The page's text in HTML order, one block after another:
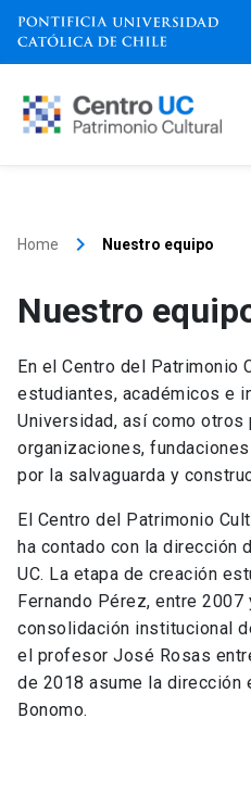
Home keyboard_arrow_right Nuestro equipo
Nuestro
En el Centro del Patrimonio
estudiantes, académicos e
Universidad, así como
organizaciones,
por la salvaguarda y
El Centro del Patrimonio
ha contado con la dirección
UC. La etapa de creación
Fernando Pérez, entre
consolidación institucional
el profesor José Rosas
de 2018 asume la dirección
Bonomo.